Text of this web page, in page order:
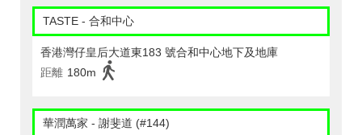
TASTE - 合和中心
香港灣仔皇后大道東183 號合和中心地下及地庫
距離 180m
華潤萬家 - 謝斐道 (#144)